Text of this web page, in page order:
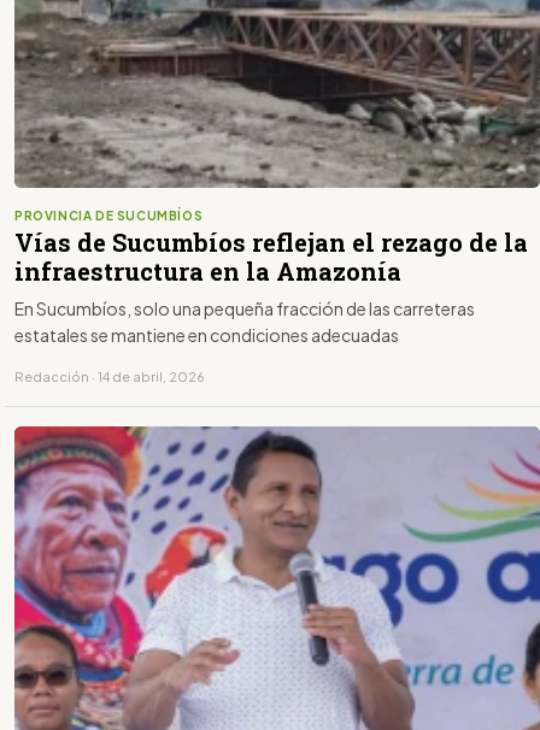
PROVINCIA DE SUCUMBÍOS
Vías de Sucumbíos reflejan el rezago de la
infraestructura en la Amazonía
En Sucumbíos, solo una pequeña fracción de las carreteras
estatales se mantiene en condiciones adecuadas
Redacción · 14 de abril, 2026